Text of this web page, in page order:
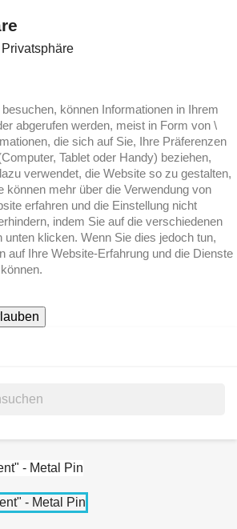
können Informationen in Ihrem
abgerufen werden, meist in Form von \
die sich auf Sie, Ihre Präferenzen
Tablet oder Handy) beziehen,
verwendet, die Website so zu gestalten,
können mehr über die Verwendung von
erfahren und die Einstellung nicht
indem Sie auf die verschiedenen
unten klicken. Wenn Sie dies jedoch tun,
auf Ihre Website-Erfahrung und die Dienste